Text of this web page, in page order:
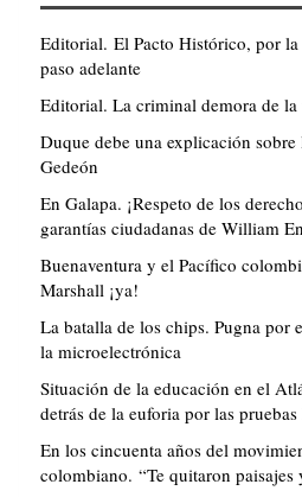
Editorial. El Pacto Histórico, por
paso adelante
Editorial. La criminal demora de
Duque debe una explicación
Gedeón
En Galapa. ¡Respeto de los
garantías ciudadanas de William
Buenaventura y el Pacífico
Marshall ¡ya!
La batalla de los chips. Pugna por
la microelectrónica
Situación de la educación en el
detrás de la euforia por las pruebas
En los cincuenta años del
colombiano. “Te quitaron